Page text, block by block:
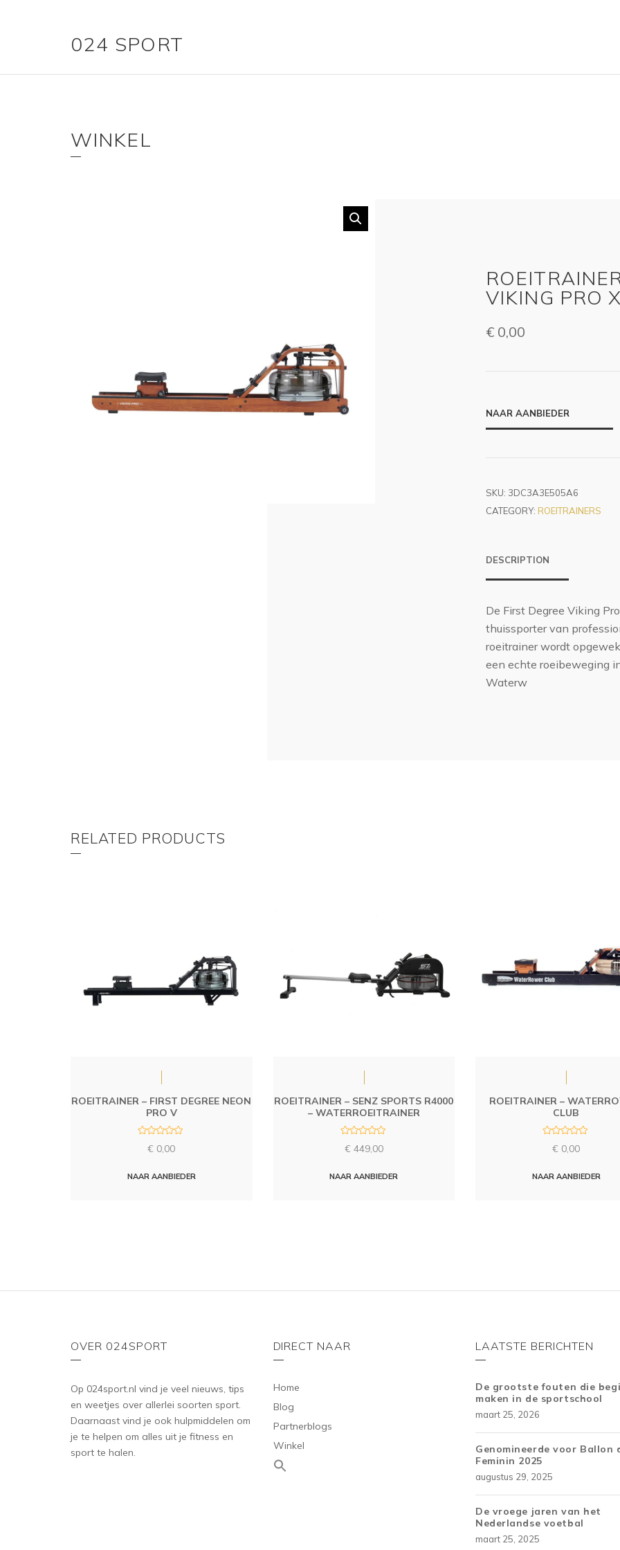
024 SPORT
WINKEL
VIKING PRO
€ 0,00
NAAR AANBIEDER
SKU: 3DC3A3E505A6
CATEGORY: ROEITRAINERS
DESCRIPTION
De First Degree Viking
thuissporter van
roeitrainer wordt
een echte roeibeweging
Waterw
RELATED PRODUCTS
ROEITRAINER – FIRST DEGREE NEON
PRO V
d
€ 0,00
NAAR AANBIEDER
ROEITRAINER – SENZ SPORTS R4000
– WATERROEITRAINER
a
d
€ 449,00
NAAR AANBIEDER
ROEITRAINER –
CLUB
d
€ 0,00
NAAR AANBIEDER
OVER 024SPORT
Op 024sport.nl vind je veel nieuws, tips
en weetjes over allerlei soorten sport.
Daarnaast vind je ook hulpmiddelen om
je te helpen om alles uit je fitness en
sport te halen.
DIRECT NAAR
Home
Blog
Partnerblogs
Winkel
LAATSTE BERICHTEN
De grootste fouten die
maken in de sportschool
maart 25, 2026
Genomineerde voor Ballon
Feminin 2025
augustus 29, 2025
De vroege jaren van het
Nederlandse voetbal
maart 25, 2025